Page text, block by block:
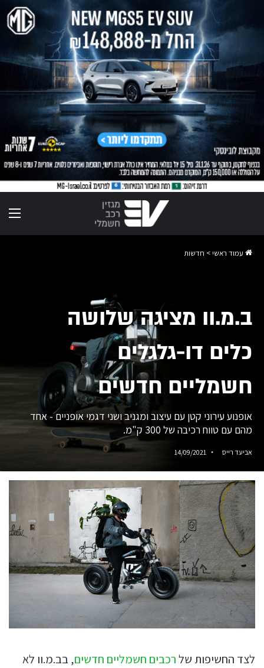
עמוד ראשי> חדשות
ב.מ.וו מציגה שלושה
כלים דו-גלגלים
חשמליים חדשים
אופנוע עירוני קטן עם עיצוב ומגניב ושני דגמי אופניים - אחד
מהם עם טווח רכיבה של 300 ק"מ.
אביעד רייס 14/09/2021
לצד החשיפות שלרכבים חשמליים חדשים, בב.מ.וו לא